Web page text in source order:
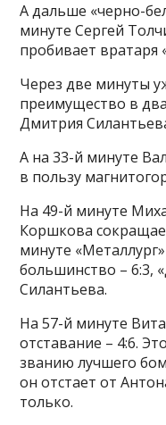
А дальше «черно-
минуте Сергей
пробивает вратаря
Через две минуты
преимущество в
Дмитрия
А на 33-й минуте
в пользу
На 49-й минуте
Коршкова
минуте
большинство – 6:3,
Силантьева.
На 57-й минуте
отставание – 4:6.
званию лучшего
он отстает от
только.